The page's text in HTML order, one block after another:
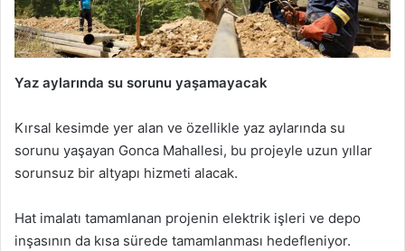
Yaz aylarında su sorunu yaşamayacak
Kırsal kesimde yer alan ve özellikle yaz aylarında su
sorunu yaşayan Gonca Mahallesi, bu projeyle uzun yıllar
sorunsuz bir altyapı hizmeti alacak.
Hat imalatı tamamlanan projenin elektrik işleri ve depo
inşasının da kısa sürede tamamlanması hedefleniyor.